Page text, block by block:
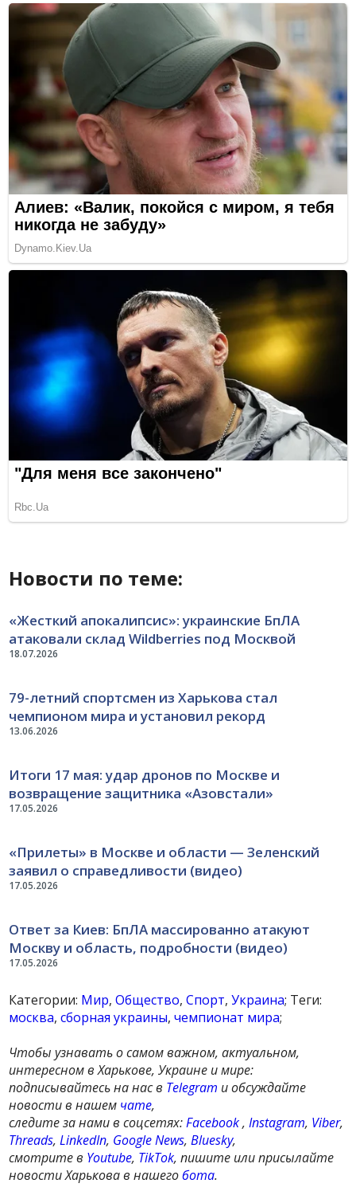
Новости по теме:
18.07.2026
«Жесткий апокалипсис»: украинские БпЛА
атаковали склад Wildberries под Москвой
13.06.2026
79-летний спортсмен из Харькова стал
чемпионом мира и установил рекорд
17.05.2026
Итоги 17 мая: удар дронов по Москве и
возвращение защитника «Азовстали»
17.05.2026
«Прилеты» в Москве и области — Зеленский
заявил о справедливости (видео)
17.05.2026
Ответ за Киев: БпЛА массированно атакуют
Москву и область, подробности (видео)
Категории: Мир,Общество,Спорт,Украина; Теги:
москва,сборная украины,чемпионат мира;
Чтобы узнавать о самом важном, актуальном,
интересном в Харькове, Украине и мире:
подписывайтесь на нас в Telegram и обсуждайте
новости в нашем чате,
следите за нами в соцсетях:Facebook,Instagram, Viber,
Threads,LinkedIn, Google News,Bluesky,
смотрите в Youtube, TikTok, пишите или присылайте
новости Харькова в нашегобота.